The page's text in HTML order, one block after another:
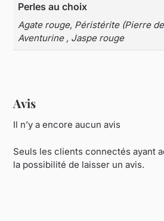
Perles au choix
Agate rouge, Péristérite (Pierre
Aventurine , Jaspe rouge
Avis
Il n’y a encore aucun avis
Seuls les clients connectés ayant
la possibilité de laisser un avis.